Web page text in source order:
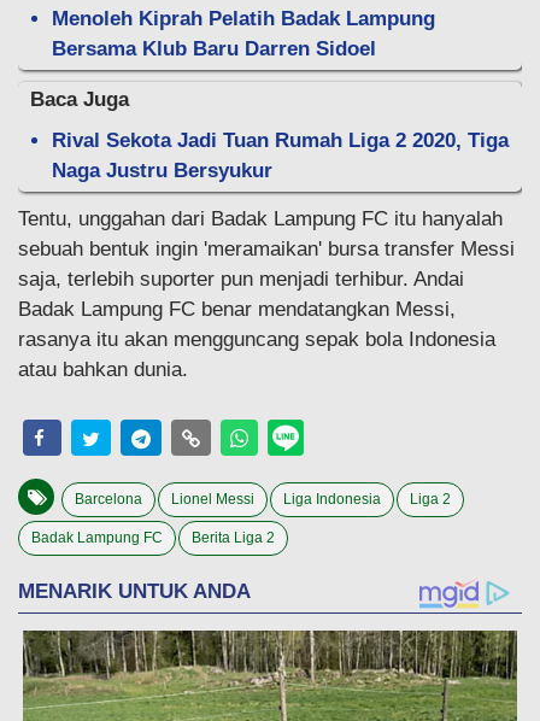
Menoleh Kiprah Pelatih Badak Lampung
Bersama Klub Baru Darren Sidoel
Baca Juga
Rival Sekota Jadi Tuan Rumah Liga 2 2020, Tiga
Naga Justru Bersyukur
Tentu, unggahan dari Badak Lampung FC itu hanyalah
sebuah bentuk ingin 'meramaikan' bursa transfer Messi
saja, terlebih suporter pun menjadi terhibur. Andai
Badak Lampung FC benar mendatangkan Messi,
rasanya itu akan mengguncang sepak bola Indonesia
atau bahkan dunia.
Barcelona Lionel Messi Liga Indonesia Liga 2
Badak Lampung FC Berita Liga 2